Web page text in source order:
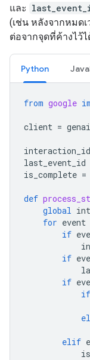
และ
(เช่น หลังจากหมด
ต่อจากจุดที่ค้างไว้ไ
Python
from google
client = genai
interaction_id
last_event_id
is_complete =
def
global
for event
if
if
if
if
elif